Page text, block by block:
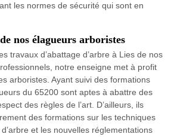
les normes de sécurité qui sont en
nos élagueurs arboristes
travaux d’abattage d’arbre à Lies de nos
notre enseigne met à profit
arboristes. Ayant suivi des formations
du 65200 sont aptes à abattre des
des règles de l’art. D’ailleurs, ils
des formations sur les techniques
et les nouvelles réglementations